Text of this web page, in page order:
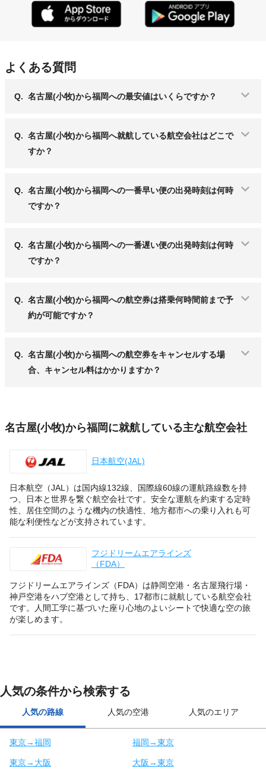
よくある質問
Q. 名古屋(小牧)から福岡への最安値はいくらですか？
Q. 名古屋(小牧)から福岡へ就航している航空会社はどこで
すか？
Q. 名古屋(小牧)から福岡への一番早い便の出発時刻は何時
ですか？
Q. 名古屋(小牧)から福岡への一番遅い便の出発時刻は何時
ですか？
Q. 名古屋(小牧)から福岡への航空券は搭乗何時間前まで予
約が可能ですか？
Q. 名古屋(小牧)から福岡への航空券をキャンセルする場
合、キャンセル料はかかりますか？
名古屋(小牧)から福岡に就航している主な航空会社
日本航空(JAL)
日本航空（JAL）は国内線132線、国際線60線の運航路線数を持
つ、日本と世界を繋ぐ航空会社です。安全な運航を約束する定時
性、居住空間のような機内の快適性、地方都市への乗り入れも可
能な利便性などが支持されています。
フジドリームエアラインズ
（FDA）
フジドリームエアラインズ（FDA）は静岡空港・名古屋飛行場・
神戸空港をハブ空港として持ち、17都市に就航している航空会社
です。人間工学に基づいた座り心地のよいシートで快適な空の旅
が楽しめます。
人気の条件から検索する
人気の路線 人気の空港 人気のエリア
東京→福岡 福岡→東京
東京→大阪 大阪→東京